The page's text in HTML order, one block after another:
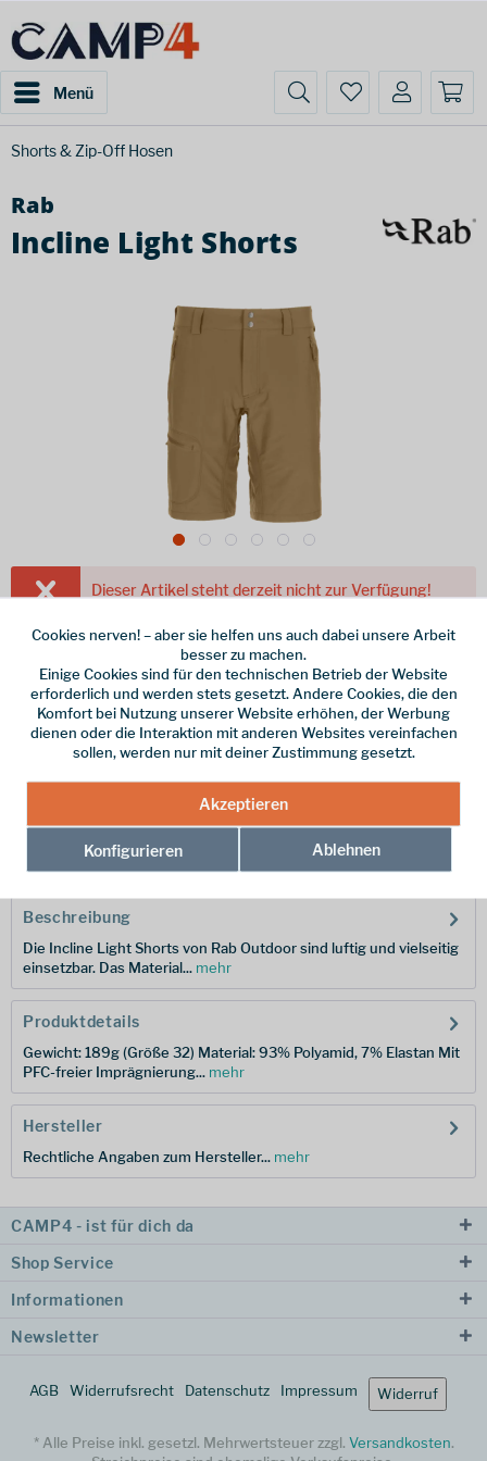
Menü
Shorts & Zip-Off Hosen
Rab
Incline Light Shorts
Dieser Artikel steht derzeit nicht zur Verfügung!
90,00 € *
inkl. MwSt. / Versandkostenfrei!
Farbe
Größe
Hersteller-Nr.: QFV-07-CMN-36-10
Beschreibung
Die Incline Light Shorts von Rab Outdoor sind luftig und vielseitig
einsetzbar. Das Material... mehr
Produktdetails
Gewicht: 189g (Größe 32) Material: 93% Polyamid, 7% Elastan Mit
PFC-freier Imprägnierung... mehr
Hersteller
Rechtliche Angaben zum Hersteller... mehr
CAMP4 - ist für dich da
Shop Service
Informationen
Newsletter
AGB Widerrufsrecht Datenschutz Impressum Widerruf
* Alle Preise inkl. gesetzl. Mehrwertsteuer zzgl. Versandkosten.
Cookies nerven! – aber sie helfen uns auch dabei unsere Arbeit
besser zu machen.
Einige Cookies sind für den technischen Betrieb der Website
erforderlich und werden stets gesetzt. Andere Cookies, die den
Komfort bei Nutzung unserer Website erhöhen, der Werbung
dienen oder die Interaktion mit anderen Websites vereinfachen
sollen, werden nur mit deiner Zustimmung gesetzt.
Akzeptieren
Konfigurieren Ablehnen